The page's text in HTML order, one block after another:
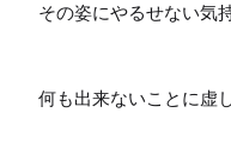
その姿にやるせない気
何も出来ないことに虚